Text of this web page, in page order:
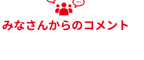
みなさんからのコメント